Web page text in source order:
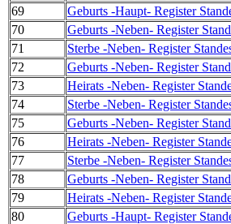
69
Geburts -Haupt- Register
70
Geburts -Neben- Register
71
Sterbe -Neben- Register
72
Geburts -Neben- Register
73
Heirats -Neben- Register
74
Sterbe -Neben- Register
75
Geburts -Neben- Register
76
Heirats -Neben- Register
77
Sterbe -Neben- Register
78
Geburts -Neben- Register
79
Heirats -Neben- Register
80
Geburts -Haupt- Register